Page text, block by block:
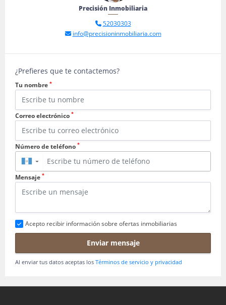
Precisión Inmobiliaria
52030303
info@precisioninmobiliaria.com
¿Prefieres que te contactemos?
Tu nombre *
Correo electrónico *
Número de teléfono *
▼
Mensaje *
Acepto recibir información sobre ofertas inmobiliarias
Enviar mensaje
Al enviar tus datos aceptas los Términos de servicio y privacidad